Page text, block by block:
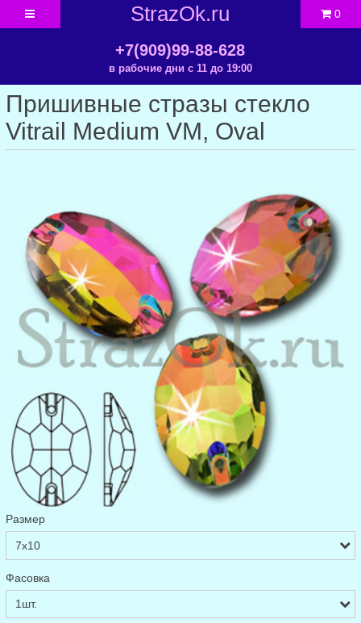
StrazOk.ru
+7(909)99-88-628
в рабочие дни с 11 до 19:00
0
Пришивные стразы стекло
Vitrail Medium VM, Oval
Размер
Фасовка